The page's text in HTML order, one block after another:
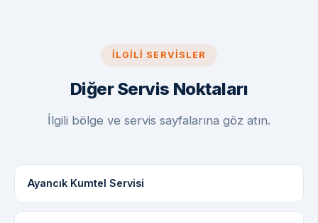
İLGILI SERVISLER
Diğer Servis Noktaları
İlgili bölge ve servis sayfalarına göz atın.
Ayancık Kumtel Servisi